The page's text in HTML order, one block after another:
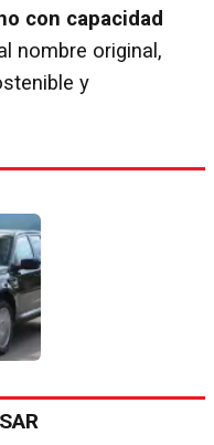
con capacidad
nombre original,
y